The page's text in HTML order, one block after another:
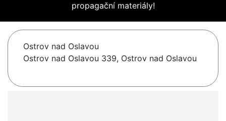
propagační materiály!
Ostrov nad Oslavou
Ostrov nad Oslavou 339, Ostrov nad Oslavou